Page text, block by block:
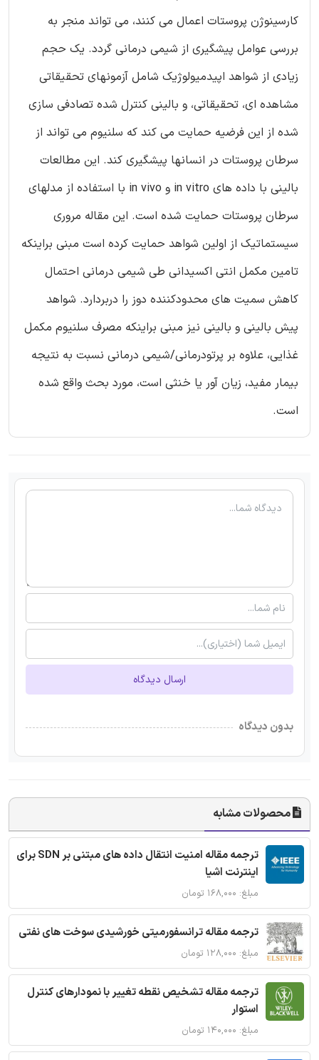
کارسینوژن پروستات اعمال می کنند، می تواند منجر به
بررسی عوامل پیشگیری از شیمی درمانی گردد. یک حجم
زیادی از شواهد اپیدمیولوژیک شامل آزمونهای تحقیقاتی
مشاهده ای، تحقیقاتی، و بالینی کنترل شده تصادفی سازی
شده از این فرضیه حمایت می کند که سلنیوم می تواند از
سرطان پروستات در انسانها پیشگیری کند. این مطالعات
بالینی با داده های in vitro و in vivo با استفاده از مدلهای
سرطان پروستات حمایت شده است. این مقاله مروری
سیستماتیک از اولین شواهد حمایت کرده است مبنی براینکه
تامین مکمل انتی اکسیدانی طی شیمی درمانی احتمال
کاهش سمیت های محدودکننده دوز را دربردارد. شواهد
پیش بالینی و بالینی نیز مبنی براینکه مصرف سلنیوم مکمل
غذایی، علاوه بر پرتودرمانی/شیمی درمانی نسبت به نتیجه
بیمار مفید، زیان آور یا خنثی است، مورد بحث واقع شده
است.
ارسال دیدگاه
بدون دیدگاه
محصولات مشابه
ترجمه مقاله امنیت انتقال داده های مبتنی بر SDN برای
اینترنت اشیا
مبلغ: ۱۶۸,۰۰۰ تومان
ترجمه مقاله ترانسفورمیتی خورشیدی سوخت های نفتی
مبلغ: ۱۲۸,۰۰۰ تومان
ترجمه مقاله تشخیص نقطه تغییر با نمودارهای کنترل
استوار
مبلغ: ۱۴۰,۰۰۰ تومان